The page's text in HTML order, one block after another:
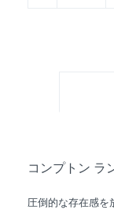
コンプトン ラ
圧倒的な存在感を